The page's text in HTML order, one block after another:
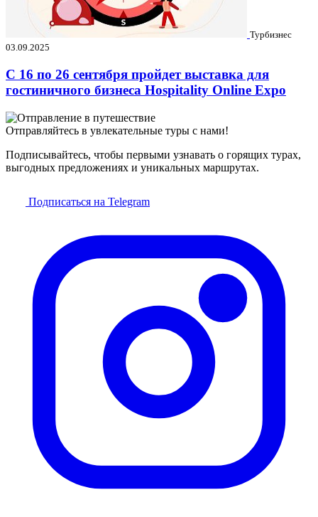
Турбизнес
03.09.2025
C 16 по 26 сентября пройдет выставка для
гостиничного бизнеса Hospitality Online Expo
Отправляйтесь в увлекательные туры с нами!
Подписывайтесь, чтобы первыми узнавать о горящих турах,
выгодных предложениях и уникальных маршрутах.
Подписаться на Telegram